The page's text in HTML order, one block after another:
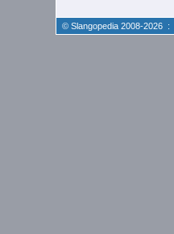
© Slangopedia 2008-2026 :